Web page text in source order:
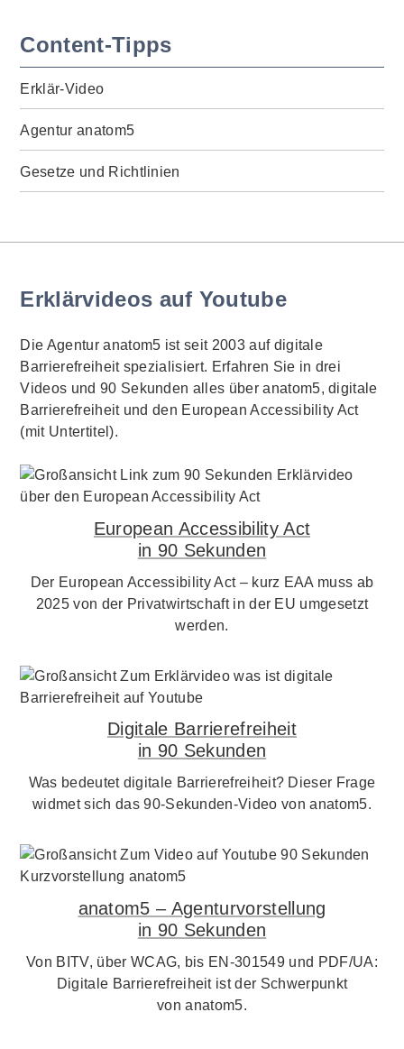
Content-Tipps
Erklär-Video
Agentur anatom5
Gesetze und Richtlinien
Erklärvideos auf Youtube
Die Agentur anatom5 ist seit 2003 auf digitale
Barrierefreiheit spezialisiert. Erfahren Sie in drei
Videos und 90 Sekunden alles über anatom5, digitale
Barrierefreiheit und den European Accessibility Act
(mit Untertitel).
European Accessibility Act
in 90 Sekunden
Der European Accessibility Act – kurz EAA muss ab
2025 von der Privatwirtschaft in der EU umgesetzt
werden.
Digitale Barrierefreiheit
in 90 Sekunden
Was bedeutet digitale Barrierefreiheit? Dieser Frage
widmet sich das 90-Sekunden-Video von anatom5.
anatom5 – Agenturvorstellung
in 90 Sekunden
Von BITV, über WCAG, bis EN-301549 und PDF/UA:
Digitale Barrierefreiheit ist der Schwerpunkt
von anatom5.